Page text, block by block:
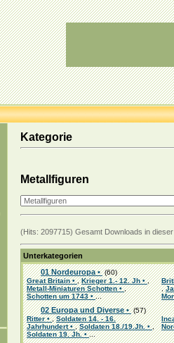
Kategorie
Metallfiguren
(Hits: 2097715) Gesamt Downloads in
Unterkategorien
01 Nordeuropa •(60)
Great Britain •,Krieger 1.- 12. Jh •,
Metall-Miniaturen Schotten •,
Schotten um 1743 •...
02 Europa und Diverse •(57)
Ritter •,Soldaten 14. - 16.
Jahrhundert •,Soldaten 18./19.Jh. •,
Soldaten 19. Jh. •...
,